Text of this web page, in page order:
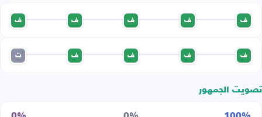
ف ف ف ف ف
ف ف ف ف ت
تصويت الجمهور